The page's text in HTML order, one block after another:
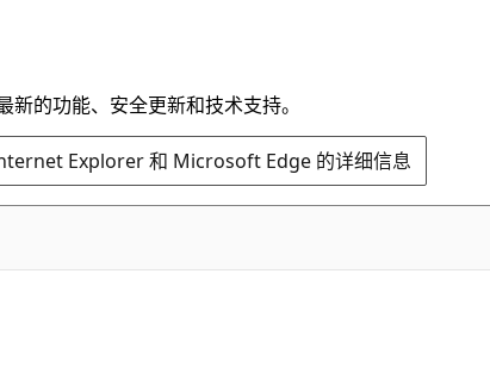
的功能、安全更新和技术支持。
Explorer 和 Microsoft Edge 的详细信息